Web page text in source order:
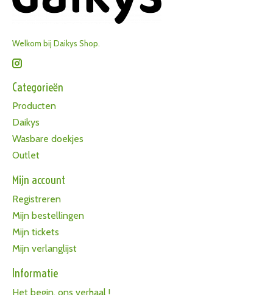
Welkom bij Daikys Shop.
Categorieën
Producten
Daikys
Wasbare doekjes
Outlet
Mijn account
Registreren
Mijn bestellingen
Mijn tickets
Mijn verlanglijst
Informatie
Het begin, ons verhaal !